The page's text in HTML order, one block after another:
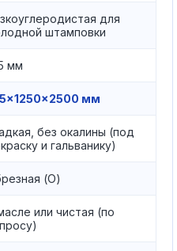
для
штамповки
мм
мм
без окалины (под
и гальванику)
(О)
или чистая (по